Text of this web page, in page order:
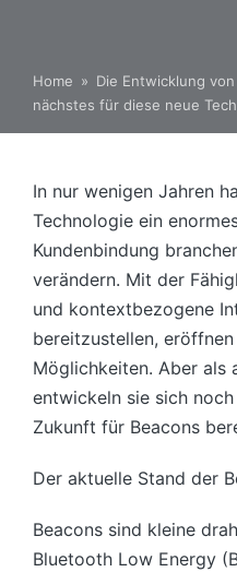
Home » Die Entwicklung
nächstes für diese neue
In nur wenigen Jahren
Technologie ein
Kundenbindung
verändern. Mit der
und kontextbezogene
bereitzustellen,
Möglichkeiten. Aber als
entwickeln sie sich
Zukunft für Beacons
Der aktuelle Stand der
Beacons sind kleine
Bluetooth Low Energy